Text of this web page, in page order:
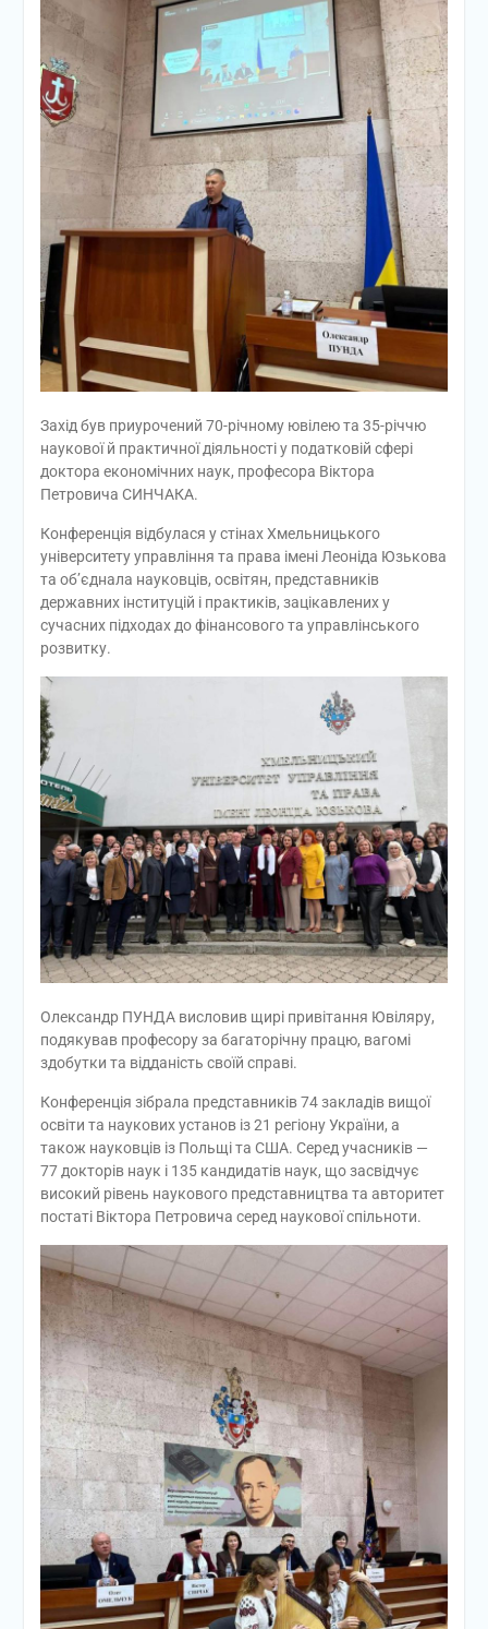
Захід був приурочений 70-річному ювілею та 35-річчю
наукової й практичної діяльності у податковій сфері
доктора економічних наук, професора Віктора
Петровича СИНЧАКА.
Конференція відбулася у стінах Хмельницького
університету управління та права імені Леоніда Юзькова
та об’єднала науковців, освітян, представників
державних інституцій і практиків, зацікавлених у
сучасних підходах до фінансового та управлінського
розвитку.
Олександр ПУНДА висловив щирі привітання Ювіляру,
подякував професору за багаторічну працю, вагомі
здобутки та відданість своїй справі.
Конференція зібрала представників 74 закладів вищої
освіти та наукових установ із 21 регіону України, а
також науковців із Польщі та США. Серед учасників —
77 докторів наук і 135 кандидатів наук, що засвідчує
високий рівень наукового представництва та авторитет
постаті Віктора Петровича серед наукової спільноти.